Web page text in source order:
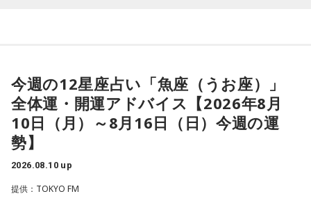
た分だけ恒久的に政府を小さくした方がインフレの時にはイ
ンフレ対策になるんですけどね。まあでも小さくしないで、
このまま現状維持でやるっつんだったら、2年ぐらいだったら
持ちますよ。山本五十六ですよね」
した新たな給付制度「所得連動給付」を本格導入することを
決めました。税や社会保険料負担が重い中低所得者を支援す
る制度だと言いますが、給付額、支援対象の所得水準、財源
規模などは白紙状態です。本格導入までに国民の納得を得ら
対象とし、所得に応じて給付額が変わることが特徴です。働
今週の12星座占い「魚座（うお座）」
全体運・開運アドバイス【2026年8月
10日（月）～8月16日（日）今週の運
勢】
2026.08.10 up
提供：TOKYO FM